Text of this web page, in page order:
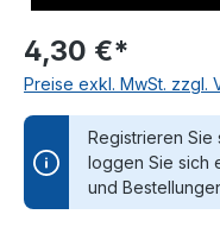
4,30 €*
Preise exkl. MwSt. zzgl.
Registrieren Sie
loggen Sie sich
und